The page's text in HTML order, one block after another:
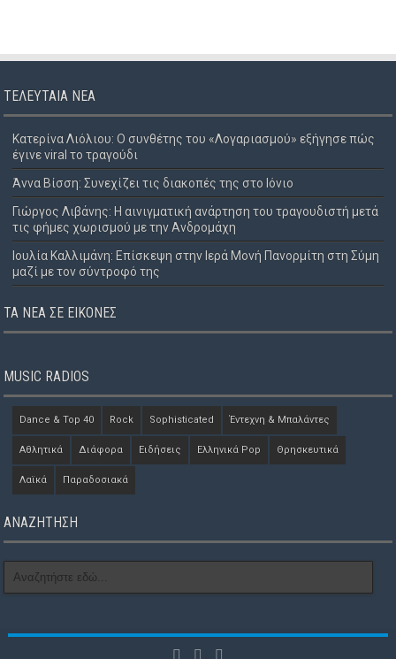
ΤΕΛΕΥΤΑΊΑ ΝΈΑ
Κατερίνα Λιόλιου: Ο συνθέτης του «Λογαριασμού» εξήγησε πώς
έγινε viral το τραγούδι
Άννα Βίσση: Συνεχίζει τις διακοπές της στο Ιόνιο
Γιώργος Λιβάνης: Η αινιγματική ανάρτηση του τραγουδιστή μετά
τις φήμες χωρισμού με την Ανδρομάχη
Ιουλία Καλλιμάνη: Επίσκεψη στην Ιερά Μονή Πανορμίτη στη Σύμη
μαζί με τον σύντροφό της
ΤΑ ΝΈΑ ΣΕ ΕΙΚΌΝΕΣ
MUSIC RADIOS
Dance & Top 40 Rock Sophisticated Έντεχνη & Μπαλάντες
Αθλητικά Διάφορα Ειδήσεις Ελληνικά Pop Θρησκευτικά
Λαϊκά Παραδοσιακά
ΑΝΑΖΗΤΗΣΗ